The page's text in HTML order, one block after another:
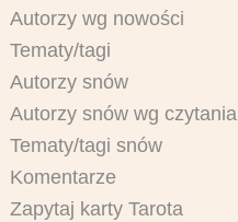
Autorzy wg nowości
Tematy/tagi
Autorzy snów
Autorzy snów wg czytania
Tematy/tagi snów
Komentarze
Zapytaj karty Tarota